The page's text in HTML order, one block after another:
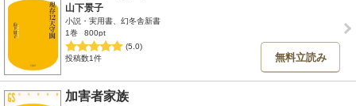
山下景子
小説・実用書、幻冬舎新書
1巻
800pt
(5.0)
投稿数1件
無料立読み
加害者家族